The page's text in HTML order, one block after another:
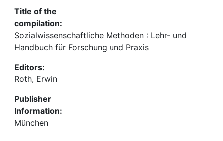
Title of the
compilation:
Sozialwissenschaftliche Methoden : Lehr- und
Handbuch für Forschung und Praxis
Editors:
Roth, Erwin
Publisher
Information:
München